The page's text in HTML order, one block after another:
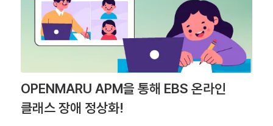
OPENMARU APM을 통해 EBS 온라인
클래스 장애 정상화!